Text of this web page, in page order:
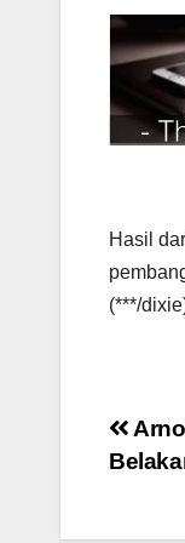
Hasil
(***/